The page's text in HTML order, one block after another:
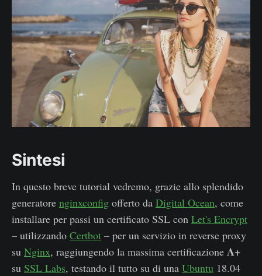
Sintesi
In questo breve tutorial vedremo, grazie allo splendido
generatore nginxconfig offerto da Digital Ocean, come
installare per passi un certificato SSL con Let's Encrypt
– utilizzando Certbot – per un servizio in reverse proxy
su Nginx, raggiungendo la massima certificazione A+
su SSL Labs, testando il tutto su di una Ubuntu 18.04